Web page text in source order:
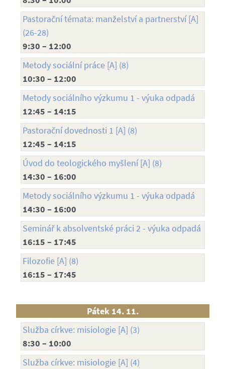
Pastorační témata: manželství a partnerství [A]
(26-28)
9:30 – 12:00
Metody sociální práce [A] (8)
10:30 – 12:00
Metody sociálního výzkumu 1 - výuka odpadá
12:45 – 14:15
Pastorační dovednosti 1 [A] (8)
12:45 – 14:15
Úvod do teologického myšlení [A] (8)
14:30 – 16:00
Metody sociálního výzkumu 1 - výuka odpadá
14:30 – 16:00
Seminář k absolventské práci 2 - výuka odpadá
16:15 – 17:45
Filozofie [A] (8)
16:15 – 17:45
Pátek 14. 11.
Služba církve: misiologie [A] (3)
8:30 – 10:00
Služba církve: misiologie [A] (4)